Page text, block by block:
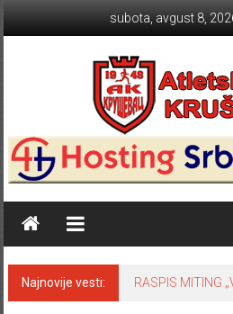
subota, avgust 8,
Atletski klub
Najnovije vesti: RASPIS MITING